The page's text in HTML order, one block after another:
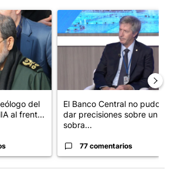
con el título "Irán nombró al ideólogo
del
al frent...
Un artículo de tendencia
El Banco Central no pudo
dar precisiones sobre un
sobra...
77 comentarios